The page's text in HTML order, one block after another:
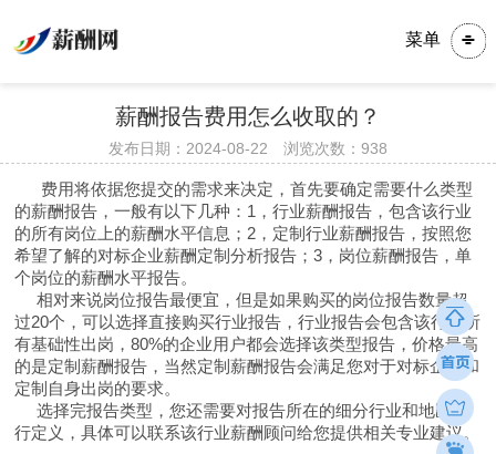
菜单
薪酬报告费用怎么收取的？
发布日期：2024-08-22 浏览次数： 938
费用将依据您提交的需求来决定，首先要确定需要什么类型
的薪酬报告，一般有以下几种：1，行业薪酬报告，包含该行业
的所有岗位上的薪酬水平信息；2，定制行业薪酬报告，按照您
希望了解的对标企业薪酬定制分析报告；3 ， 岗位薪酬报告，单
个岗位的薪酬水平报告。
相对来说岗位报告最便宜，但是如果购买的岗位报告数量超
过20个，可以选择直接购买行业报告，行业报告会包含该行业所
有基础性出岗，80%的企业用户都会选择该类型报告，价格最高
的是定制薪酬报告，当然定制薪酬报告会满足您对于对标企业和
定制自身出岗的要求。
选择完报告类型，您还需要对报告所在的细分行业和地区进
行定义，具体可以联系该行业薪酬顾问给您提供相关专业建议。